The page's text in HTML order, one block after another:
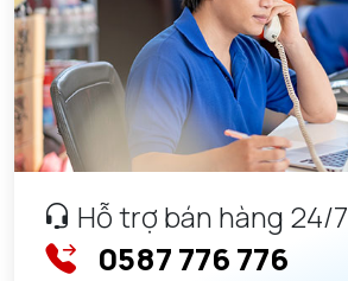
Hỗ trợ bán hàng 24/7
0587 776 776